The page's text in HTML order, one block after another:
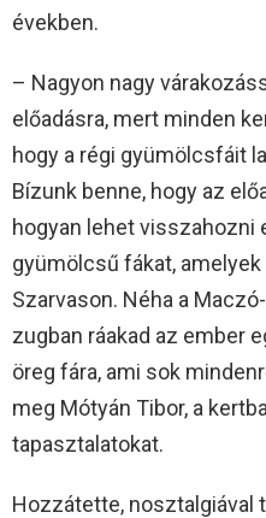
években.
– Nagyon nagy
előadásra, mert minden
hogy a régi gyümölcsfáit
Bízunk benne, hogy az
hogyan lehet visszahozni
gyümölcsű fákat,
Szarvason. Néha a
zugban ráakad az ember
öreg fára, ami sok
meg Mótyán Tibor, a
tapasztalatokat.
Hozzátette, nosztalgiával